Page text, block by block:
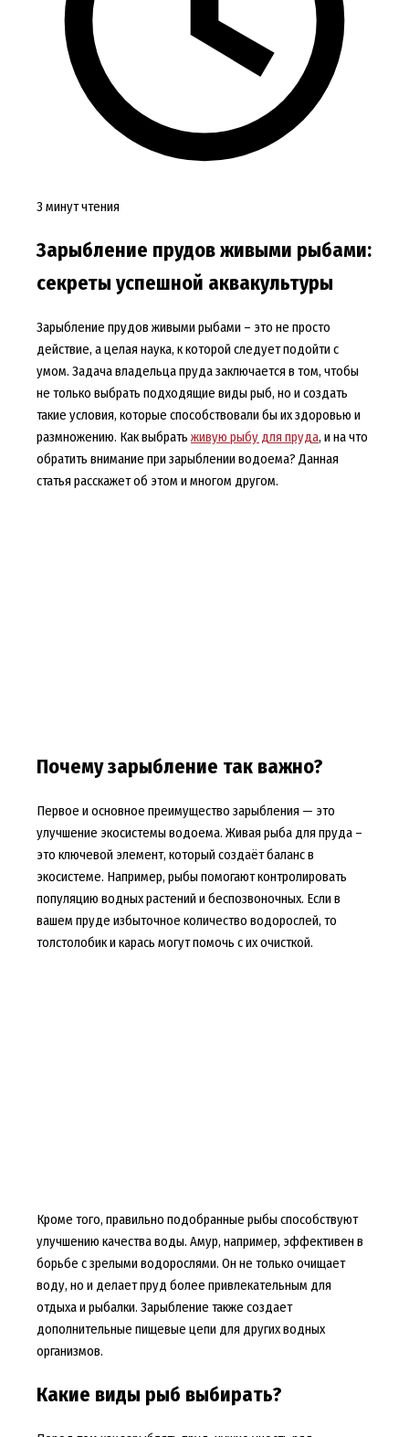
3 минут чтения
Зарыбление прудов живыми рыбами:
секреты успешной аквакультуры
Зарыбление прудов живыми рыбами – это не просто
действие, а целая наука, к которой следует подойти с
умом. Задача владельца пруда заключается в том, чтобы
не только выбрать подходящие виды рыб, но и создать
такие условия, которые способствовали бы их здоровью и
размножению. Как выбрать живую рыбу для пруда, и на что
обратить внимание при зарыблении водоема? Данная
статья расскажет об этом и многом другом.
Почему зарыбление так важно?
Первое и основное преимущество зарыбления — это
улучшение экосистемы водоема. Живая рыба для пруда –
это ключевой элемент, который создаёт баланс в
экосистеме. Например, рыбы помогают контролировать
популяцию водных растений и беспозвоночных. Если в
вашем пруде избыточное количество водорослей, то
толстолобик и карась могут помочь с их очисткой.
Кроме того, правильно подобранные рыбы способствуют
улучшению качества воды. Амур, например, эффективен в
борьбе с зрелыми водорослями. Он не только очищает
воду, но и делает пруд более привлекательным для
отдыха и рыбалки. Зарыбление также создает
дополнительные пищевые цепи для других водных
организмов.
Какие виды рыб выбирать?